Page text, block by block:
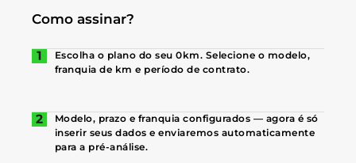
Como assinar?
Escolha o plano do seu 0km. Selecione o modelo,
franquia de km e período de contrato.
Modelo, prazo e franquia configurados — agora é só
inserir seus dados e enviaremos automaticamente
para a pré-análise.